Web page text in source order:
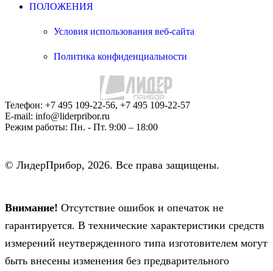
ПОЛОЖЕНИЯ
Условия использования веб-сайта
Политика конфиденциальности
Телефон: +7 495 109-22-56, +7 495 109-22-57
E-mail: info@liderpribor.ru
Режим работы: Пн. - Пт. 9:00 – 18:00
© ЛидерПрибор, 2026. Все права защищены.
Внимание! Отсутствие ошибок и опечаток не
гарантируется. В технические характеристики средств
измерений неутвержденного типа изготовителем могут
быть внесены изменения без предварительного